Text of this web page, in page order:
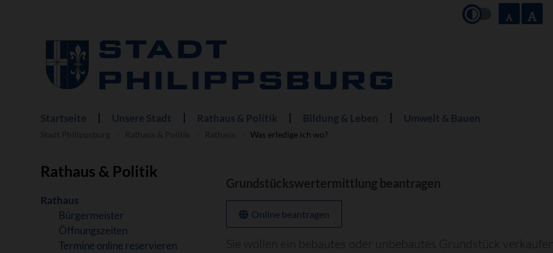
Navigation
überspringen
Startseite Unsere Stadt Rathaus & Politik Bildung & Leben Umwelt & Bauen
Was erledige ich wo?
Rathaus & Politik
Navigation
überspringen
Rathaus
Bürgermeister
Öffnungszeiten
Termine online reservieren
Grundstückswertermittlung beantragen
Online beantragen
Sie wollen ein bebautes oder unbebautes Grundstück verkaufen